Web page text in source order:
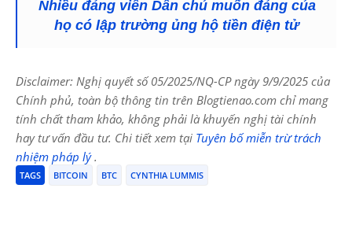
Nhiều đảng viên Dân chủ muốn đảng của
họ có lập trường ủng hộ tiền điện tử
Disclaimer: Nghị quyết số 05/2025/NQ-CP ngày 9/9/2025 của
Chính phủ, toàn bộ thông tin trên Blogtienao.com chỉ mang
tính chất tham khảo, không phải là khuyến nghị tài chính
hay tư vấn đầu tư. Chi tiết xem tại Tuyên bố miễn trừ trách
nhiệm pháp lý.
TAGS BITCOIN BTC CYNTHIA LUMMIS